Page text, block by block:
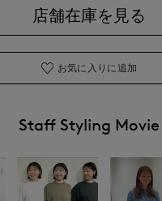
店舗在庫を見る
お気に入りに追加
Staff Styling Movie